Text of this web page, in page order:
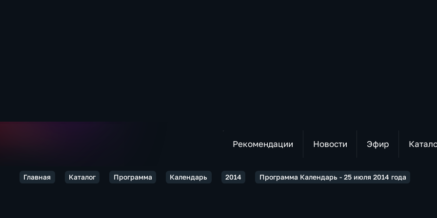
Рекомендации Новости Эфир
Главная Каталог Программа Календарь 2014 Программа Календарь - 25 июля 2014 года